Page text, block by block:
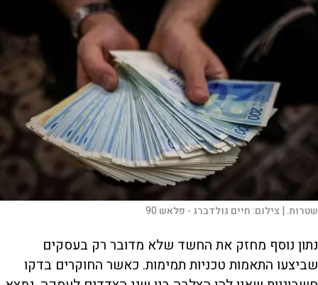
שטרות. | צילום:חיים גולדברג - פלאש 90
נתון נוסף מחזק את החשד שלא מדובר רק בעסקים
שביצעו התאמות טכניות תמימות. כאשר החוקרים בדקו